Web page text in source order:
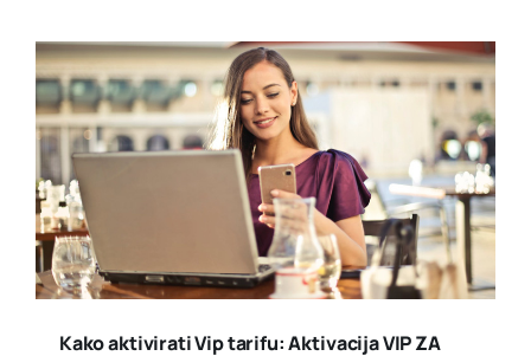
Kako aktivirati Vip tarifu: Aktivacija VIP ZA